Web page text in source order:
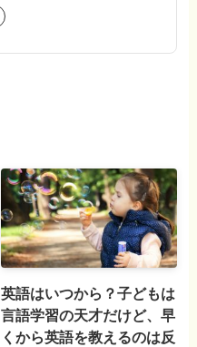
英語はいつから？子どもは
言語学習の天才だけど、早
くから英語を教えるのは反